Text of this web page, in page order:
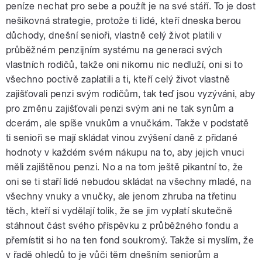
peníze nechat pro sebe a použít je na své stáří. To je dost
nešikovná strategie, protože ti lidé, kteří dneska berou
důchody, dnešní senioři, vlastně celý život platili v
průběžném penzijním systému na generaci svých
vlastních rodičů, takže oni nikomu nic nedluží, oni si to
všechno poctivě zaplatili a ti, kteří celý život vlastně
zajišťovali penzi svým rodičům, tak teď jsou vyzýváni, aby
pro změnu zajišťovali penzi svým ani ne tak synům a
dcerám, ale spíše vnukům a vnučkám. Takže v podstatě
ti senioři se mají skládat vinou zvýšení daně z přidané
hodnoty v každém svém nákupu na to, aby jejich vnuci
měli zajištěnou penzi. No a na tom ještě pikantní to, že
oni se ti staří lidé nebudou skládat na všechny mladé, na
všechny vnuky a vnučky, ale jenom zhruba na třetinu
těch, kteří si vydělají tolik, že se jim vyplatí skutečně
stáhnout část svého příspěvku z průběžného fondu a
přemístit si ho na ten fond soukromý. Takže si myslím, že
v řadě ohledů to je vůči těm dnešním seniorům a